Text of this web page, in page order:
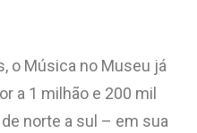
o Música no Museu já
a 1 milhão e 200 mil
norte a sul – em sua